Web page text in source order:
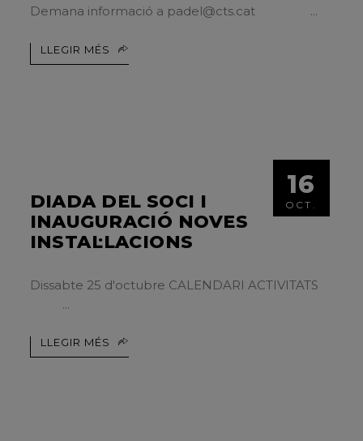
Demana informació a padel@cts.cat
LLEGIR MÉS
16
OCT.
DIADA DEL SOCI I
INAUGURACIÓ NOVES
INSTAL·LACIONS
Dissabte 25 d'octubre CALENDARI ACTIVITATS
LLEGIR MÉS